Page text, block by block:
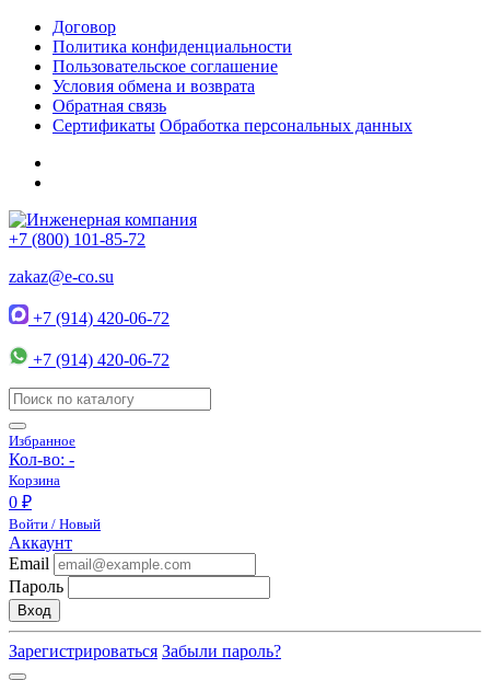
Договор
Политика конфиденциальности
Пользовательское соглашение
Условия обмена и возврата
Обратная связь
Сертификаты Обработка персональных данных
+7 (800) 101-85-72
zakaz@e-co.su
+7 (914) 420-06-72
+7 (914) 420-06-72
Избранное
Кол-во: -
Корзина
0 ₽
Войти / Новый
Аккаунт
Email
Пароль
Вход
Зарегистрироваться Забыли пароль?